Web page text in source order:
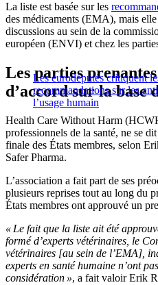
La liste est basée sur les
des médicaments (EMA), mais
discussions au sein de la
européen (ENVI) et chez les
Les eurodéputés critiquent
recommandations sur les
l’usage humain
Les parties
d’accord sur la base
Health Care Without Harm
professionnels de la santé, ne se
finale des États membres, selon
Safer Pharma.
L’association a fait part de ses
plusieurs reprises tout au long du
États membres ont approuvé un
« Le fait que la liste ait été
formé d’experts vétérinaires, le
vétérinaires [au sein de l’EMA],
experts en santé humaine n’ont
considération », a fait valoir Erik